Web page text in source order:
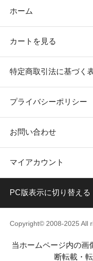
ホーム
カートを見る
特定商取引法に基づく
プライバシーポリシー
お問い合わせ
マイアカウント
PC版表示に切り替える
Copyright© 2008-2025 All
当ホームページ内の画
断転載・